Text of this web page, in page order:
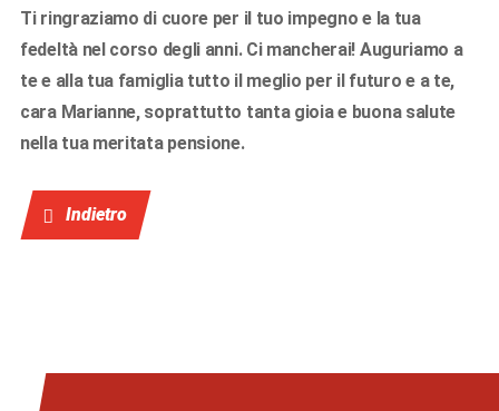
Ti ringraziamo di cuore per il tuo impegno e la tua
fedeltà nel corso degli anni. Ci mancherai! Auguriamo a
te e alla tua famiglia tutto il meglio per il futuro e a te,
cara Marianne, soprattutto tanta gioia e buona salute
nella tua meritata pensione.
Indietro